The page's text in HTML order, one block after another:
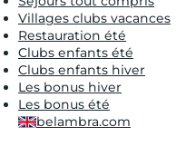
Villages clubs vacances
Restauration été
Clubs enfants été
Clubs enfants hiver
Les bonus hiver
Les bonus été
belambra.com